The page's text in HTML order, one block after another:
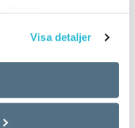
Visa detaljer